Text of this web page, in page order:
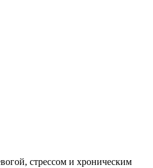
стрессом и хроническим